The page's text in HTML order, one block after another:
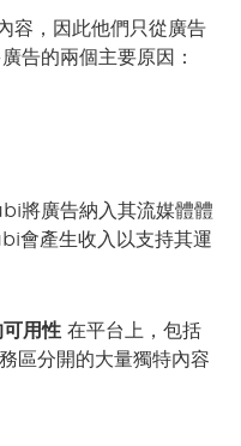
容，因此他們只從廣告
告的兩個主要原因：
將廣告納入其流媒體體
會產生收入以支持其運
可用性在平台上，包括
區分開的大量獨特內容